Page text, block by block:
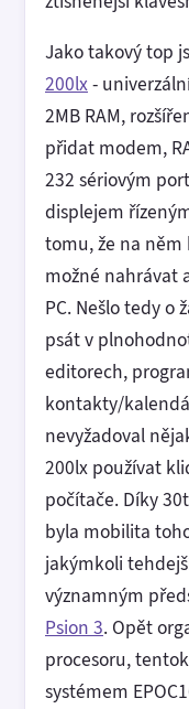
Jako takový top
200lx-
2MB RAM,
přidat modem,
232 sériovým
displejem
tomu, že na něm
možné nahrávat
PC. Nešlo tedy o
psát v
editorech,
kontakty/
nevyžadoval
200lx používat
počítače. Díky
byla mobilita
jakýmkoli
významným
Psion 3. Opět
procesoru,
systémem